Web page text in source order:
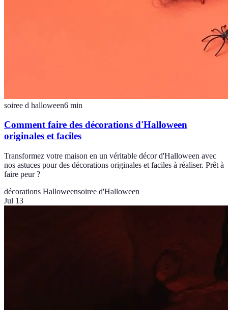
soiree d halloween6 min
Comment faire des décorations d'Halloween
originales et faciles
Transformez votre maison en un véritable décor d'Halloween avec
nos astuces pour des décorations originales et faciles à réaliser. Prêt à
faire peur ?
décorations Halloweensoiree d'Halloween
Jul 13